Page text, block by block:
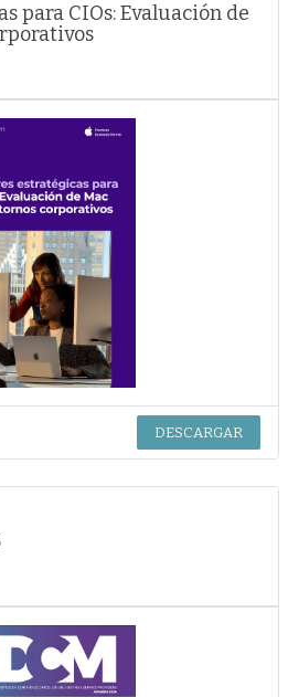
para CIOs: Evaluación de
DESCARGAR